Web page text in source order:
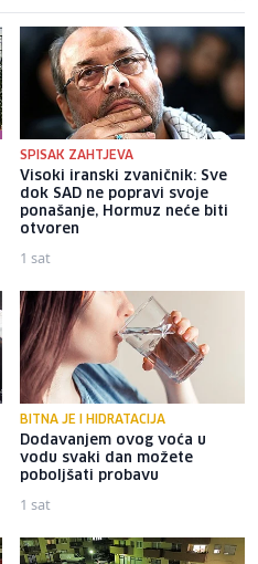
SPISAK ZAHTJEVA
Visoki iranski zvaničnik: Sve
dok SAD ne popravi svoje
ponašanje, Hormuz neće biti
otvoren
1 sat
BITNA JE I HIDRATACIJA
Dodavanjem ovog voća u
vodu svaki dan možete
poboljšati probavu
1 sat